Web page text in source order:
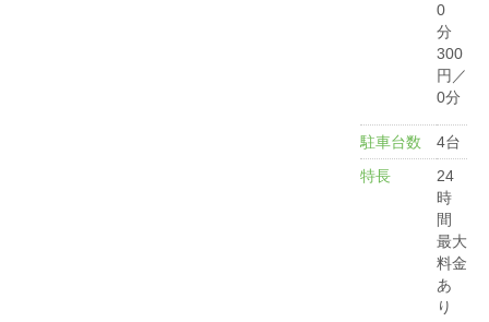
0
分
300
円／
0分
駐車台数
4台
特長
24
時
間
最大
料金
あ
り